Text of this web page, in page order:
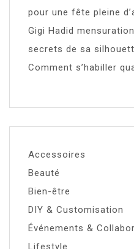
pour une fête pleine
Gigi Hadid
secrets de sa
Comment s’habiller
Accessoires
Beauté
Bien-être
DIY & Customisation
Événements &
Lifestyle